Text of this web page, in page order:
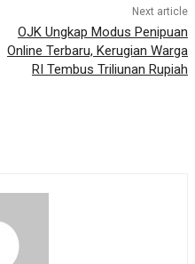
Next article
OJK Ungkap Modus Penipuan
Online Terbaru, Kerugian Warga
RI Tembus Triliunan Rupiah